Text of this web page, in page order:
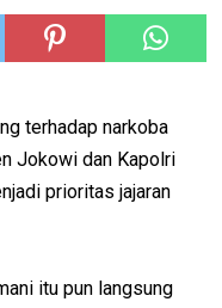
terhadap narkoba
Jokowi dan Kapolri
prioritas jajaran
itu pun langsung